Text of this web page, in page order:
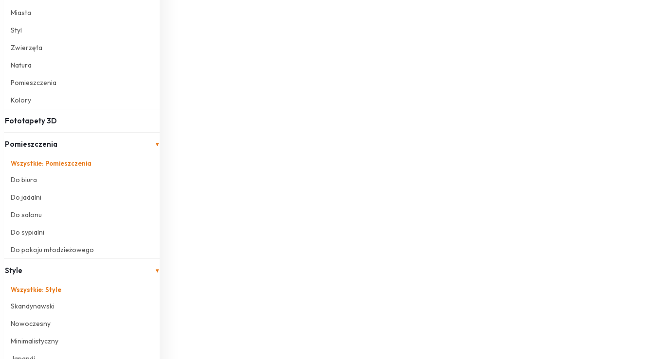
Miasta
Styl
Zwierzęta
Natura
Pomieszczenia
Kolory
Fototapety 3D
Pomieszczenia ▾
Wszystkie: Pomieszczenia
Do biura
Do jadalni
Do salonu
Do sypialni
Do pokoju młodzieżowego
Style ▾
Wszystkie: Style
Skandynawski
Nowoczesny
Minimalistyczny